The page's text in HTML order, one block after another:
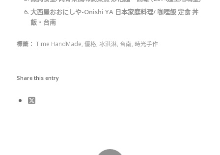
大西屋おおにしや-Onishi YA 日本家庭料理/ 咖哩飯 定食 丼
飯‧台南
標籤： Time HandMade 優格 冰淇淋 台南 時光手作
Share this entry